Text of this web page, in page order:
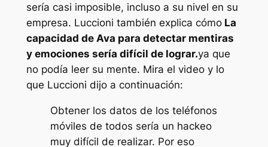
sería casi imposible, incluso a su nivel en su
empresa. Luccioni también explica cómoLa
capacidad de Ava para detectar mentiras
y emociones sería difícil de lograr.ya que
no podía leer su mente. Mira el video y lo
que Luccioni dijo a continuación:
Obtener los datos de los teléfonos
móviles de todos sería un hackeo
muy difícil de realizar. Por eso